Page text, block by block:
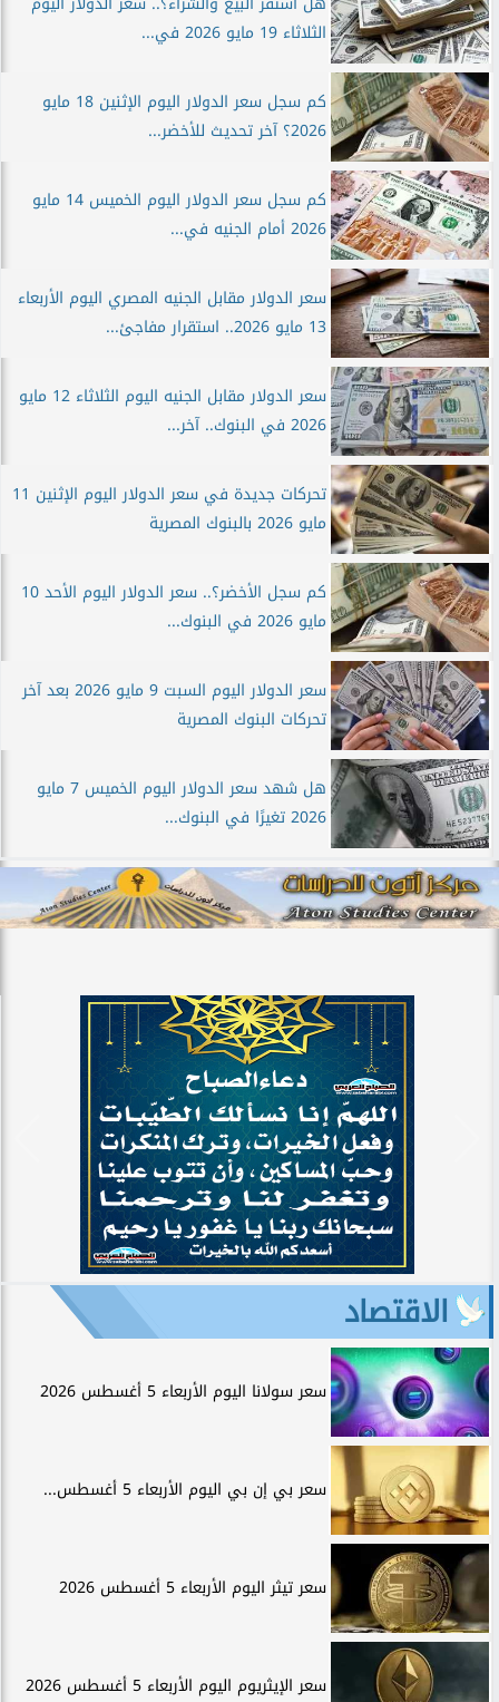
الثلاثاء 19 مايو 2026 في...
كم سجل سعر الدولار اليوم الإثنين 18 مايو
2026؟ آخر تحديث للأخضر...
كم سجل سعر الدولار اليوم الخميس 14 مايو
2026 أمام الجنيه في...
سعر الدولار مقابل الجنيه المصري اليوم الأربعاء
13 مايو 2026.. استقرار مفاجئ...
سعر الدولار مقابل الجنيه اليوم الثلاثاء 12 مايو
2026 في البنوك.. آخر...
تحركات جديدة في سعر الدولار اليوم الإثنين 11
مايو 2026 بالبنوك المصرية
كم سجل الأخضر؟.. سعر الدولار اليوم الأحد 10
مايو 2026 في البنوك...
سعر الدولار اليوم السبت 9 مايو 2026 بعد آخر
تحركات البنوك المصرية
هل شهد سعر الدولار اليوم الخميس 7 مايو
2026 تغيرًا في البنوك...
الاقتصاد
سعر سولانا اليوم الأربعاء 5 أغسطس 2026
سعر بي إن بي اليوم الأربعاء 5 أغسطس...
سعر تيثر اليوم الأربعاء 5 أغسطس 2026
سعر الإيثريوم اليوم الأربعاء 5 أغسطس 2026